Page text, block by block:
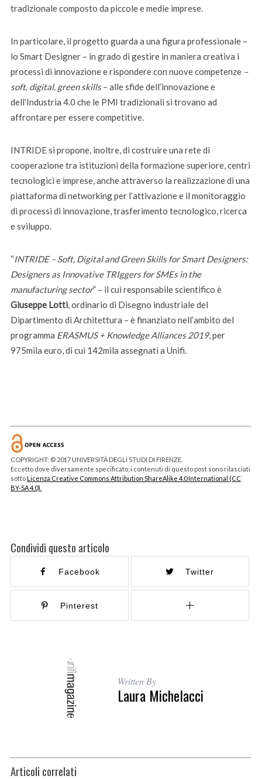
tradizionale composto da piccole e medie imprese.
In particolare, il progetto guarda a una figura professionale –
lo Smart Designer – in grado di gestire in maniera creativa i
processi di innovazione e rispondere con nuove competenze –
soft, digital, green skills– alle sfide dell’innovazione e
dell’Industria 4.0 che le PMI tradizionali si trovano ad
affrontare per essere competitive.
INTRIDE si propone, inoltre, di costruire una rete di
cooperazione tra istituzioni della formazione superiore, centri
tecnologici e imprese, anche attraverso la realizzazione di una
piattaforma di networking per l’attivazione e il monitoraggio
di processi di innovazione, trasferimento tecnologico, ricerca
e sviluppo.
“INTRIDE – Soft, Digital and Green Skills for Smart Designers:
Designers as Innovative TRIggers for SMEs in the
manufacturing sector” – il cui responsabile scientifico è
Giuseppe Lotti, ordinario di Disegno industriale del
Dipartimento di Architettura – è finanziato nell’ambito del
programma ERASMUS + Knowledge Alliances 2019, per
975mila euro, di cui 142mila assegnati a Unifi.
COPYRIGHT: © 2017 UNIVERSITÀ DEGLI STUDI DI FIRENZE.
Eccetto dove diversamente specificato, i contenuti di questo post sono rilasciati
sottoLicenza Creative Commons Attribution ShareAlike 4.0 International (CC
BY-SA 4.0).
Condividi questo articolo
Facebook Twitter
Pinterest
Written By
Laura Michelacci
Articoli correlati